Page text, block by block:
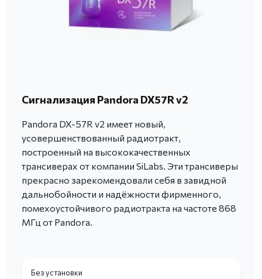
Сигнализация Pandora DX57R v2
Pandora DX-57R v2 имеет новый,
усовершенствованный радиотракт,
построенный на высококачественных
трансиверах от компании SiLabs. Эти трансиверы
прекрасно зарекомендовали себя в завидной
дальнобойности и надёжности фирменного,
помехоустойчивого радиотракта на частоте 868
МГц от Pandora.
Без установки